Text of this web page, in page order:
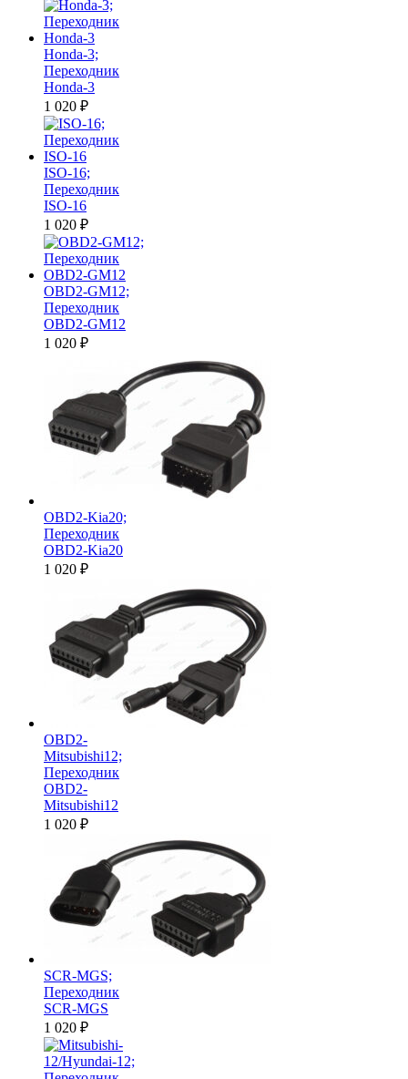
Honda-3;
Переходник
Honda-3
1 020 ₽
ISO-16;
Переходник
ISO-16
1 020 ₽
OBD2-GM12;
Переходник
OBD2-GM12
1 020 ₽
OBD2-Kia20;
Переходник
OBD2-Kia20
1 020 ₽
OBD2-
Mitsubishi12;
Переходник
OBD2-
Mitsubishi12
1 020 ₽
SCR-MGS;
Переходник
SCR-MGS
1 020 ₽